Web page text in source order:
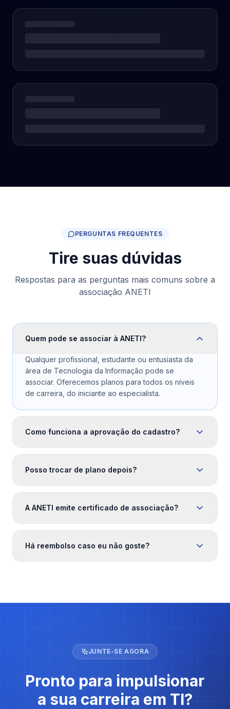
PERGUNTAS FREQUENTES
Tire suas dúvidas
Respostas para as perguntas mais comuns sobre a
associação ANETI
Quem pode se associar à ANETI?
Qualquer profissional, estudante ou entusiasta da
área de Tecnologia da Informação pode se
associar. Oferecemos planos para todos os níveis
de carreira, do iniciante ao especialista.
Como funciona a aprovação do cadastro?
Posso trocar de plano depois?
A ANETI emite certificado de associação?
Há reembolso caso eu não goste?
JUNTE-SE AGORA
Pronto para impulsionar
a sua carreira em TI?